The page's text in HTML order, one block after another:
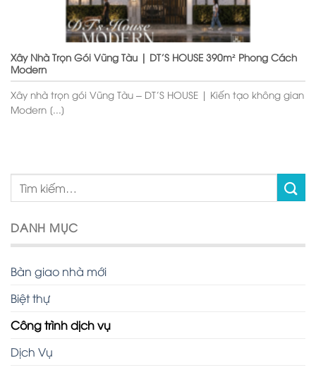
Xây Nhà Trọn Gói Vũng Tàu | DT’S HOUSE 390m² Phong Cách
Modern
Xây nhà trọn gói Vũng Tàu – DT’S HOUSE | Kiến tạo không gian
Modern [...]
DANH MỤC
Bàn giao nhà mới
Biệt thự
Công trình dịch vụ
Dịch Vụ